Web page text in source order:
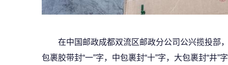
在中国邮政成都双流区邮政分公司公兴揽投部
包裹胶带封“一”字，中包裹封“十”字，大包裹封“井